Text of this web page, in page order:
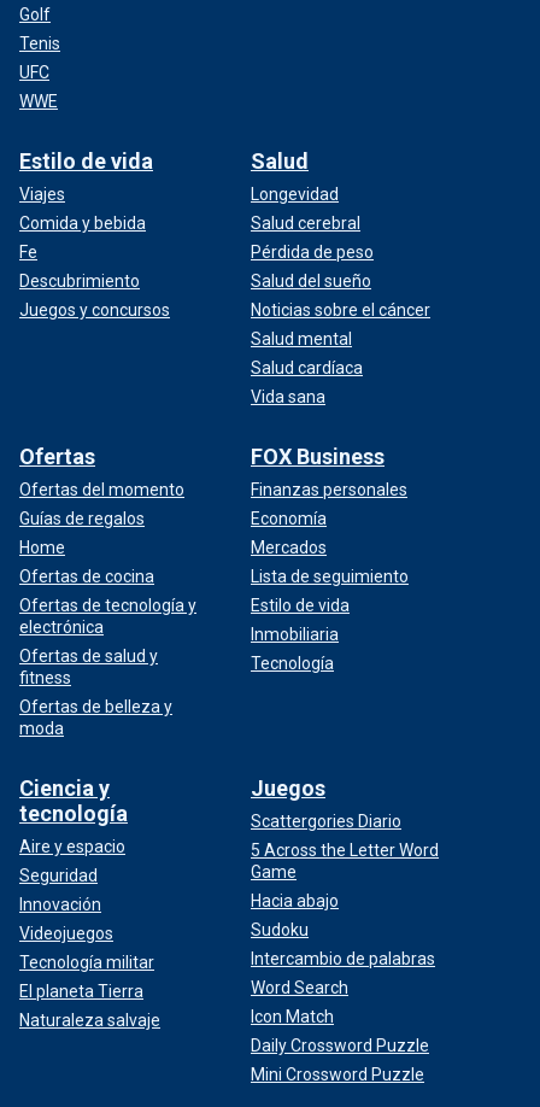
Golf
Tenis
UFC
WWE
Estilo de vida
Viajes
Comida y bebida
Fe
Descubrimiento
Juegos y concursos
Salud
Longevidad
Salud cerebral
Pérdida de peso
Salud del sueño
Noticias sobre el cáncer
Salud mental
Salud cardíaca
Vida sana
Ofertas
Ofertas del momento
Guías de regalos
Home
Ofertas de cocina
Ofertas de tecnología y
electrónica
Ofertas de salud y
fitness
Ofertas de belleza y
moda
FOX Business
Finanzas personales
Economía
Mercados
Lista de seguimiento
Estilo de vida
Inmobiliaria
Tecnología
Ciencia y
tecnología
Aire y espacio
Seguridad
Innovación
Videojuegos
Tecnología militar
El planeta Tierra
Naturaleza salvaje
Juegos
Scattergories Diario
5 Across the Letter Word
Game
Hacia abajo
Sudoku
Intercambio de palabras
Word Search
Icon Match
Daily Crossword Puzzle
Mini Crossword Puzzle